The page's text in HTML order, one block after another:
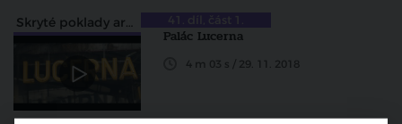
Skryté poklady architektury
Palác Lucerna
4 m 03 s / 29. 11. 2018